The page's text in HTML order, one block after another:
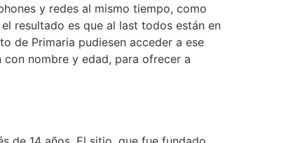
y redes al mismo tiempo, como
resultado es que al last todos están en
de Primaria pudiesen acceder a ese
nombre y edad, para ofrecer a